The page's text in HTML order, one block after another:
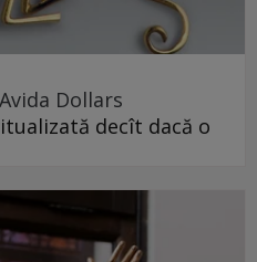
Dollars
decît dacă o